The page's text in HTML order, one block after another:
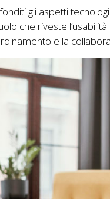
gli aspetti
che riveste
e la